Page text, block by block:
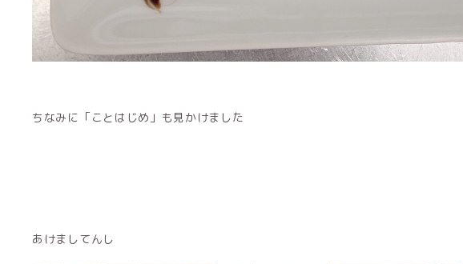
ちなみに「ことはじめ」も見かけました
あけましてんし